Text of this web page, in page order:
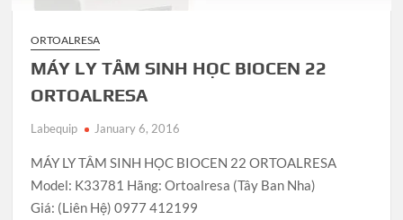
ORTOALRESA
MÁY LY TÂM SINH HỌC BIOCEN 22
ORTOALRESA
Labequip January 6, 2016
MÁY LY TÂM SINH HỌC BIOCEN 22 ORTOALRESA
Model: K33781 Hãng: Ortoalresa (Tây Ban Nha)
Giá: (Liên Hệ) 0977 412199